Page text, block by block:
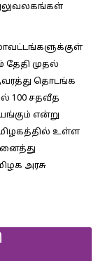
தேதி முதல்
தொடங்க
100 சதவீத
என்று
உள்ள
அரசு